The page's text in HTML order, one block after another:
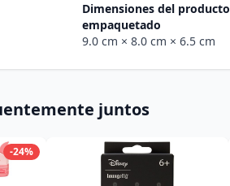
Dimensiones del producto
empaquetado
9.0 cm × 8.0 cm × 6.5 cm
juntos
-24%